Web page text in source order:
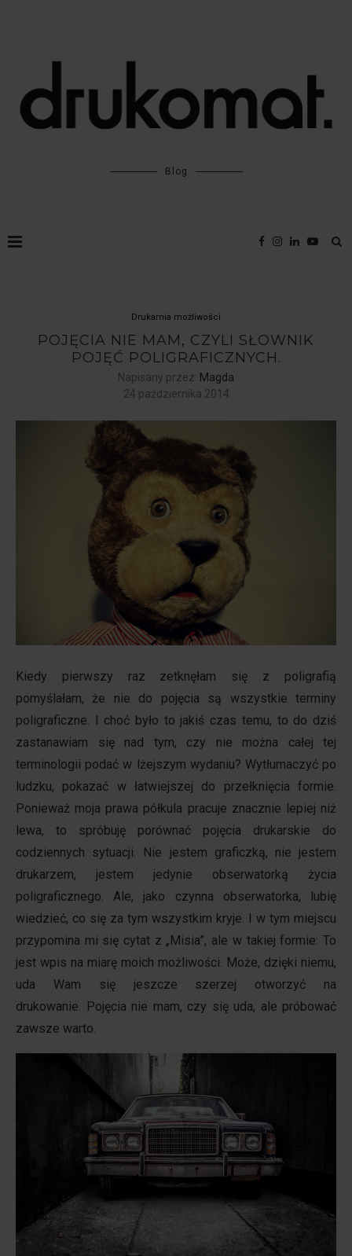
Blog
Drukarnia możliwości
POJĘCIA NIE MAM, CZYLI SŁOWNIK
POJĘĆ POLIGRAFICZNYCH.
Napisany przez: Magda
24 października 2014
Kiedy pierwszy raz zetknęłam się z poligrafią
pomyślałam, że nie do pojęcia są wszystkie terminy
poligraficzne. I choć było to jakiś czas temu, to do dziś
zastanawiam się nad tym, czy nie można całej tej
terminologii podać w lżejszym wydaniu? Wytłumaczyć po
ludzku, pokazać w łatwiejszej do przełknięcia formie.
Ponieważ moja prawa półkula pracuje znacznie lepiej niż
lewa, to spróbuję porównać pojęcia drukarskie do
codziennych sytuacji. Nie jestem graficzką, nie jestem
drukarzem, jestem jedynie obserwatorką życia
poligraficznego. Ale, jako czynna obserwatorka, lubię
wiedzieć, co się za tym wszystkim kryje. I w tym miejscu
przypomina mi się cytat z „Misia”, ale w takiej formie: To
jest wpis na miarę moich możliwości. Może, dzięki niemu,
uda Wam się jeszcze szerzej otworzyć na
drukowanie. Pojęcia nie mam, czy się uda, ale próbować
zawsze warto.